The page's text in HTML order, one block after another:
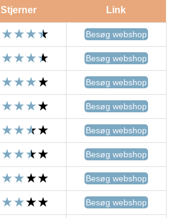
Stjerner Link
Besøg webshop
Besøg webshop
Besøg webshop
Besøg webshop
Besøg webshop
Besøg webshop
Besøg webshop
Besøg webshop